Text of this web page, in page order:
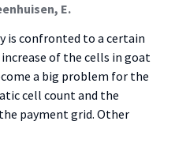
E.
is confronted to a certain
of the cells in goat
a big problem for the
cell count and the
payment grid. Other